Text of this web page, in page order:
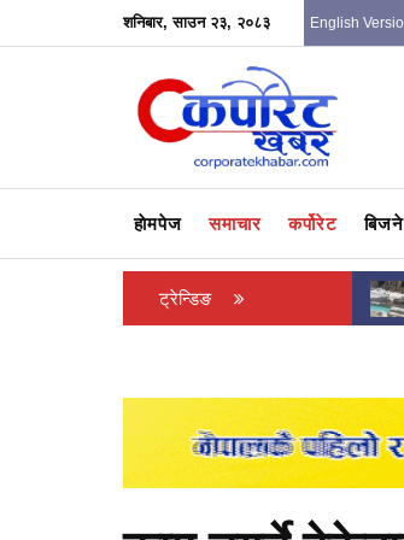
शनिबार, साउन २३, २०८३ English
हाेमपेज समाचार कर्पोरेट
ट्रेन्डिङ
करदाता प्रोत्साहन कार्यक्रममा विजेता बनेका दुई जना